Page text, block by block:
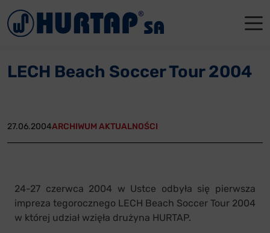
LECH Beach Soccer Tour 2004
27.06.2004ARCHIWUM AKTUALNOŚCI
24-27 czerwca 2004 w Ustce odbyła się pierwsza
impreza tegorocznego LECH Beach Soccer Tour 2004
w której udział wzięła drużyna HURTAP.
Menu
Aktualności
Oferty pracy
Władze
Dla
Dla
Gdańsk